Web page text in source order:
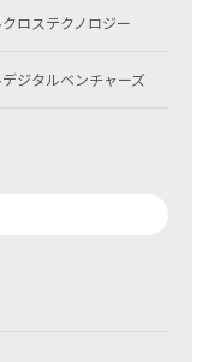
ロステクノロジー
ジタルベンチャーズ